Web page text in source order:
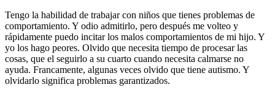
Tengo la habilidad de trabajar con niños que tienes problemas de
comportamiento. Y odio admitirlo, pero después me volteo y
rápidamente puedo incitar los malos comportamientos de mi hijo. Y
yo los hago peores. Olvido que necesita tiempo de procesar las
cosas, que el seguirlo a su cuarto cuando necesita calmarse no
ayuda. Francamente, algunas veces olvido que tiene autismo. Y
olvidarlo significa problemas garantizados.